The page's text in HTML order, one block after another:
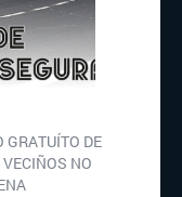
GRATUÍTO DE
NO